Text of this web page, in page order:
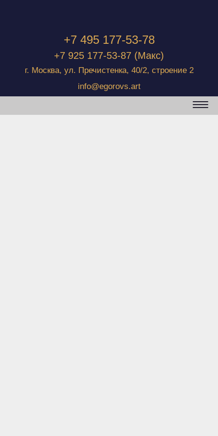
+7 495 177-53-78
+7 925 177-53-87 (Макс)
г. Москва, ул. Пречистенка, 40/2, строение 2
info@egorovs.art